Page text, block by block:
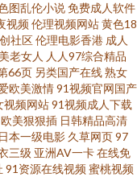
月天五码 九一成人 91nAV
页 日韩精品色综合 国产精
版 成人福利视频在线导航
产第89页 91麻豆精品久久
图乱伦小说免费成人软件
视频伦理视频网站黄色18
社区伦理电影香港 成人
老女人 人人97综合精品
66页 另类国产在线熟女
欧美激情91视频官网国产
视频网站91视频成人下载
欧美狠狠插 日韩精品高清
日本一级电影 久草网页97
三级 亚洲AV一卡在线免
91资源在线视频蜜桃视频